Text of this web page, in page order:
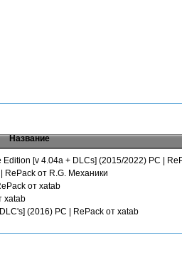
Название
[v 4.04a + DLCs] (2015/2022) PC |
RePack от R.G. Механики
от xatab
xatab
(2016) PC | RePack от xatab